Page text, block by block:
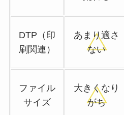
DTP（印
刷関連）
あまり適さ
ない
ファイル
サイズ
大きくなり
がち